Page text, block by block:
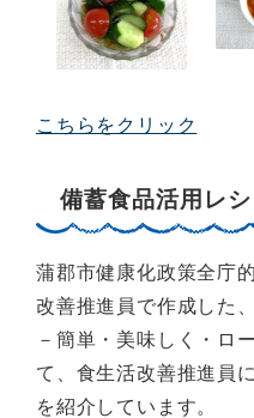
こちらをクリック
備蓄食品活用レシ
蒲郡市健康化政策全庁
改善推進員で作成した
－簡単・美味しく・ロ
て、食生活改善推進員
を紹介しています。